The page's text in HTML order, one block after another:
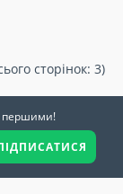
сторінок: 3)
першими!